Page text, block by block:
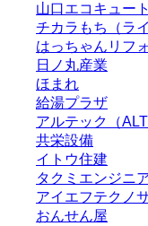
山口エコキュー
チカラもち（ラ
はっちゃんリフ
日ノ丸産業
ほまれ
給湯プラザ
アルテック（
共栄設備
イトウ住建
タクミエンジニ
アイエフテクノ
おんせん屋